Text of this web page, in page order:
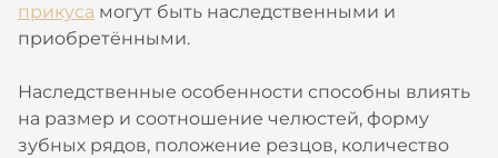
прикуса могут быть наследственными и
приобретёнными.
Наследственные особенности способны влиять
на размер и соотношение челюстей, форму
зубных рядов, положение резцов, количество